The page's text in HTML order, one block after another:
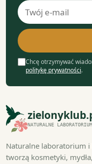
Adres
e-
mail
Chcę otrzymywać
politykę prywatności.
NATURALNE LABORATORIUM
Naturalne laboratorium
tworzą kosmetyki,